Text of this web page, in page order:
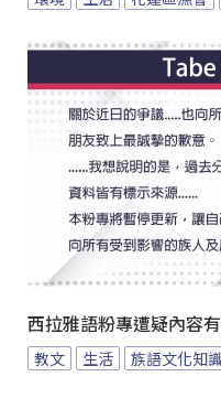
西拉雅語粉專遭疑內容
教文 生活 族語文化知